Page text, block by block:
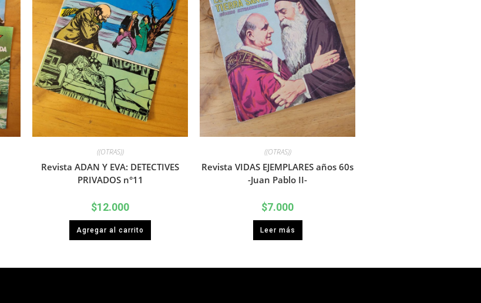
((OTRAS))
Revista ADAN Y EVA: DETECTIVES
PRIVADOS n°11
$12.000
Agregar al carrito
((OTRAS))
Revista VIDAS EJEMPLARES años 60s
-Juan Pablo II-
$7.000
Leer más